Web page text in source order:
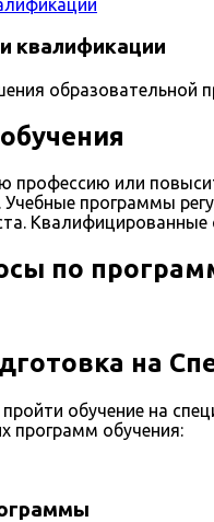
квалификации
образовательной
профессию или
программы
по
на
обучение на
программ обучения: